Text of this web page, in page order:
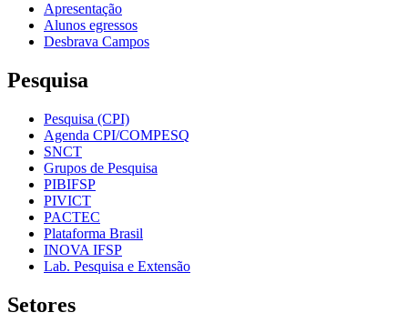
Apresentação
Alunos egressos
Desbrava Campos
Pesquisa
Pesquisa (CPI)
Agenda CPI/COMPESQ
SNCT
Grupos de Pesquisa
PIBIFSP
PIVICT
PACTEC
Plataforma Brasil
INOVA IFSP
Lab. Pesquisa e Extensão
Setores